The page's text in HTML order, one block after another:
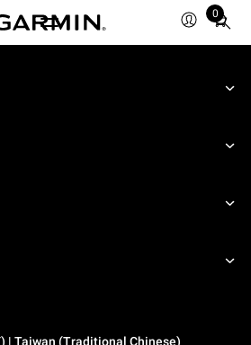
0
Total
| Taiwan (Traditional Chinese)